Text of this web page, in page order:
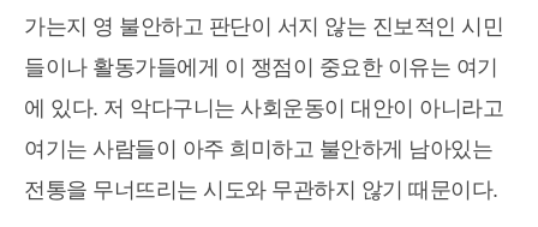
가는지 영 불안하고 판단이 서지 않는 진보적인 시민
들이나 활동가들에게 이 쟁점이 중요한 이유는 여기
에 있다. 저 악다구니는 사회운동이 대안이 아니라고
여기는 사람들이 아주 희미하고 불안하게 남아있는
전통을 무너뜨리는 시도와 무관하지 않기 때문이다.